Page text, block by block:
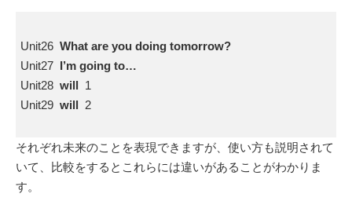
Unit26 What are you doing tomorrow?
Unit27 I’m going to…
Unit28 will 1
Unit29 will 2
それぞれ未来のことを表現できますが、使い方も説明されて
いて、比較をするとこれらには違いがあることがわかりま
す。